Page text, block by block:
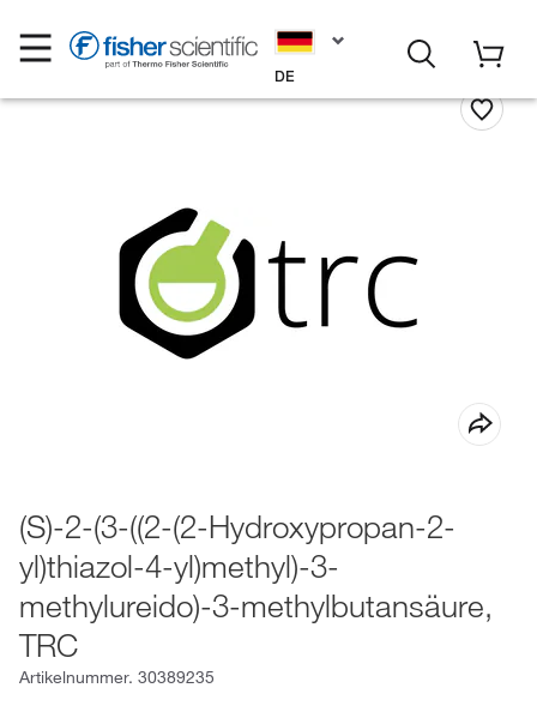
DE
(S)-2-(3-((2-(2-Hydroxypropan-2-
yl)thiazol-4-yl)methyl)-3-
methylureido)-3-methylbutansäure,
TRC
Artikelnummer. 30389235